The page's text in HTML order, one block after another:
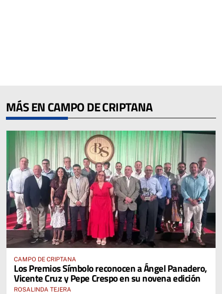
MÁS EN CAMPO DE CRIPTANA
CAMPO DE CRIPTANA
Los Premios Símbolo reconocen a Ángel Panadero,
Vicente Cruz y Pepe Crespo en su novena edición
ROSALINDA TEJERA